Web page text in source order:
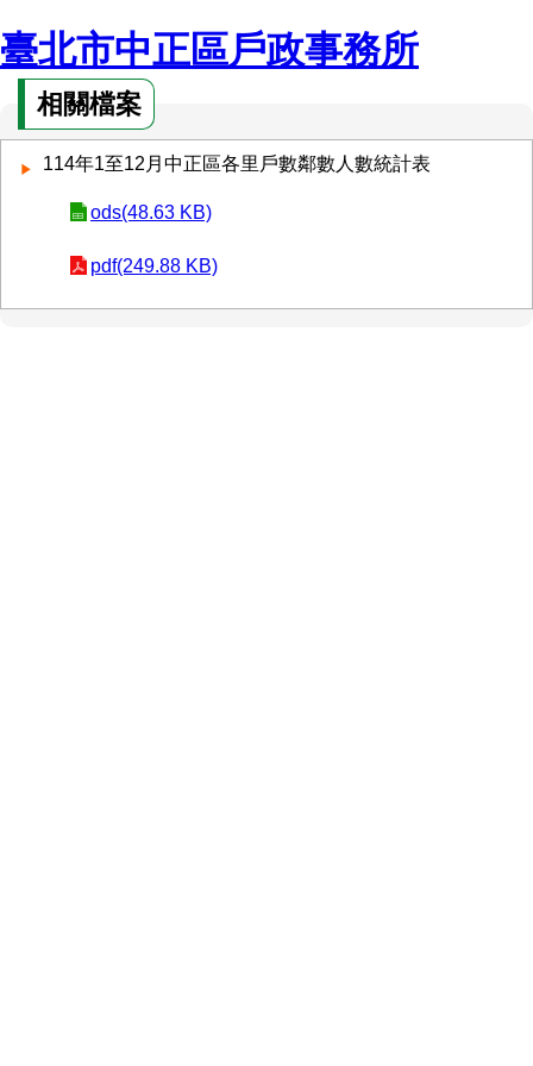
臺北市中正區戶政事務所
相關檔案
114年1至12月中正區各里戶數鄰數人數統計表
ods(48.63 KB)
pdf(249.88 KB)